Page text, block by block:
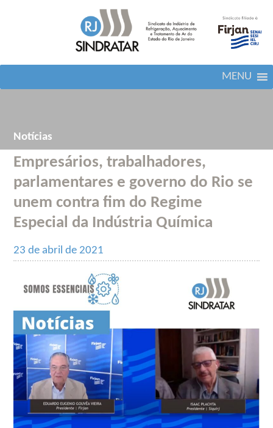
MENU
Notícias
Empresários, trabalhadores,
parlamentares e governo do Rio se
unem contra fim do Regime
Especial da Indústria Química
23 de abril de 2021